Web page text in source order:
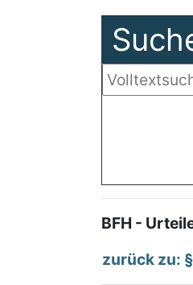
BFH -
zurück zu: